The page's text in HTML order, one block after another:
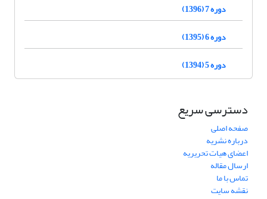
دوره 7 (1396)
دوره 6 (1395)
دوره 5 (1394)
دسترسی سریع
صفحه اصلی
درباره نشریه
اعضای هیات تحریریه
ارسال مقاله
تماس با ما
نقشه سایت